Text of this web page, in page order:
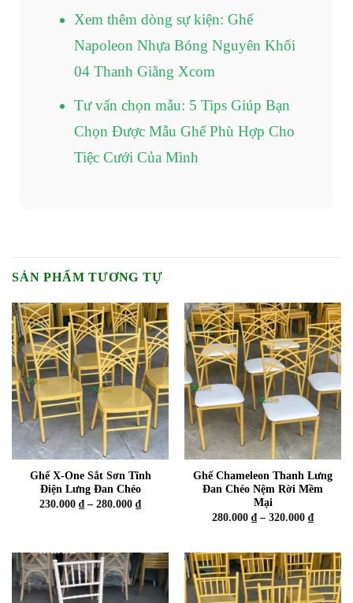
Xem thêm dòng sự kiện: Ghế
Napoleon Nhựa Bóng Nguyên Khối
04 Thanh Giằng Xcom
Tư vấn chọn mẫu: 5 Tips Giúp Bạn
Chọn Được Mẫu Ghế Phù Hợp Cho
Tiệc Cưới Của Mình
SẢN PHẨM TƯƠNG TỰ
Ghế X-One Sắt Sơn Tĩnh
Điện Lưng Đan Chéo
230.000 ₫ – 280.000 ₫Khoảng
giá:
280.000 ₫
Ghế Chameleon Thanh Lưng
Đan Chéo Nệm Rời Mềm
Mại
280.000 ₫ – 320.000 ₫Khoảng
giá:
đến
320.000